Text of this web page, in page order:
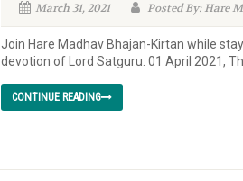
March 31, 2021 Posted By: Hare
Join Hare Madhav Bhajan-Kirtan while
devotion of Lord Satguru. 01 April 2021,
CONTINUE READING